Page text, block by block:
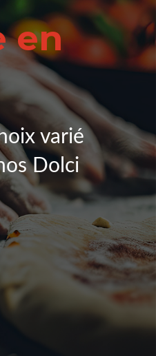
en
varié
Dolci